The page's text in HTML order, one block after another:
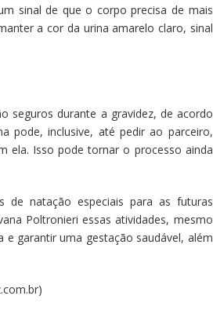
sinal de que o corpo precisa de mais
a cor da urina amarelo claro, sinal
seguros durante a gravidez, de acordo
pode, inclusive, até pedir ao parceiro,
ela. Isso pode tornar o processo ainda
de natação especiais para as futuras
Poltronieri essas atividades, mesmo
garantir uma gestação saudável, além